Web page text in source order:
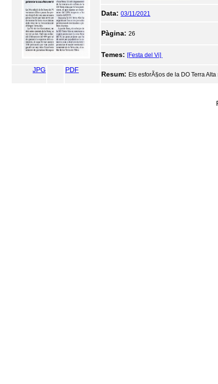
Data: 03/11/2021
Pàgina: 26
Temes: [Festa del Vi]
JPG PDF
Resum: Els esforÃ§os de la DO Terra